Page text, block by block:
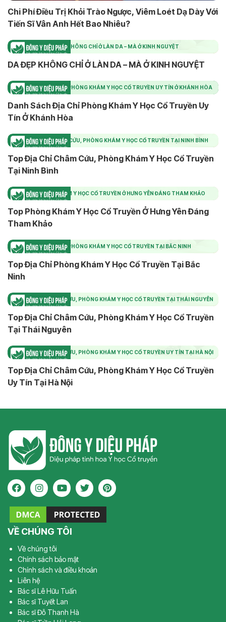
Chi Phí Điều Trị Khỏi Trào Ngược, Viêm Loét Dạ Dày Với
Tiến Sĩ Vân Anh Hết Bao Nhiêu?
DA ĐẸP KHÔNG CHỈ Ở LÀN DA – MÀ Ở KINH NGUYỆT
DA ĐẸP KHÔNG CHỈ Ở LÀN DA – MÀ Ở KINH NGUYỆT
DANH SÁCH ĐỊA CHỈ PHÒNG KHÁM Y HỌC CỔ TRUYỀN UY TÍN Ở KHÁNH HÒA
Danh Sách Địa Chỉ Phòng Khám Y Học Cổ Truyền Uy
Tín Ở Khánh Hòa
TOP ĐỊA CHỈ CHÂM CỨU, PHÒNG KHÁM Y HỌC CỔ TRUYỀN TẠI NINH BÌNH
Top Địa Chỉ Châm Cứu, Phòng Khám Y Học Cổ Truyền
Tại Ninh Bình
TOP PHÒNG KHÁM Y HỌC CỔ TRUYỀN Ở HƯNG YÊN ĐÁNG THAM KHẢO
Top Phòng Khám Y Học Cổ Truyền Ở Hưng Yên Đáng
Tham Khảo
TOP ĐỊA CHỈ PHÒNG KHÁM Y HỌC CỔ TRUYỀN TẠI BẮC NINH
Top Địa Chỉ Phòng Khám Y Học Cổ Truyền Tại Bắc
Ninh
TOP ĐỊA CHỈ CHÂM CỨU, PHÒNG KHÁM Y HỌC CỔ TRUYỀN TẠI THÁI NGUYÊN
Top Địa Chỉ Châm Cứu, Phòng Khám Y Học Cổ Truyền
Tại Thái Nguyên
TOP ĐỊA CHỈ CHÂM CỨU, PHÒNG KHÁM Y HỌC CỔ TRUYỀN UY TÍN TẠI HÀ NỘI
Top Địa Chỉ Châm Cứu, Phòng Khám Y Học Cổ Truyền
Uy Tín Tại Hà Nội
VỀ CHÚNG TÔI
Về chúng tôi
Chính sách bảo mật
Chính sách và điều khoản
Liên hệ
Bác sĩ Lê Hữu Tuấn
Bác sĩ Tuyết Lan
Bác sĩ Đỗ Thanh Hà